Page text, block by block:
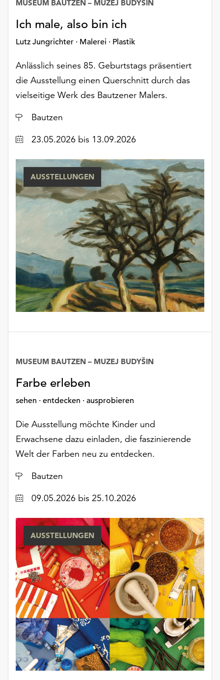
ausgeführt.
Möchten
die
Cookies
anpassen,
erreichen
die
über
Schaltfläche
„Auswählen“.
Weitere
Informationen
finden
Datenschutzerklärung
oder
dem
Impressum
Ich male, also bin ich
Lutz Jungrichter · Malerei · Plastik
MUSEUM BAUTZEN – MUZEJ BUDYŠIN
Anlässlich seines 85. Geburtstags präsentiert
die Ausstellung einen Querschnitt durch das
vielseitige Werk des Bautzener Malers.
Ort
Bautzen
Datum23.05.2026 bis 13.09.2026
AUSSTELLUNGEN
Farbe erleben
sehen · entdecken · ausprobieren
MUSEUM BAUTZEN – MUZEJ BUDYŠIN
Die Ausstellung möchte Kinder und
Erwachsene dazu einladen, die faszinierende
Welt der Farben neu zu entdecken.
Ort
Bautzen
Datum09.05.2026 bis 25.10.2026
AUSSTELLUNGEN